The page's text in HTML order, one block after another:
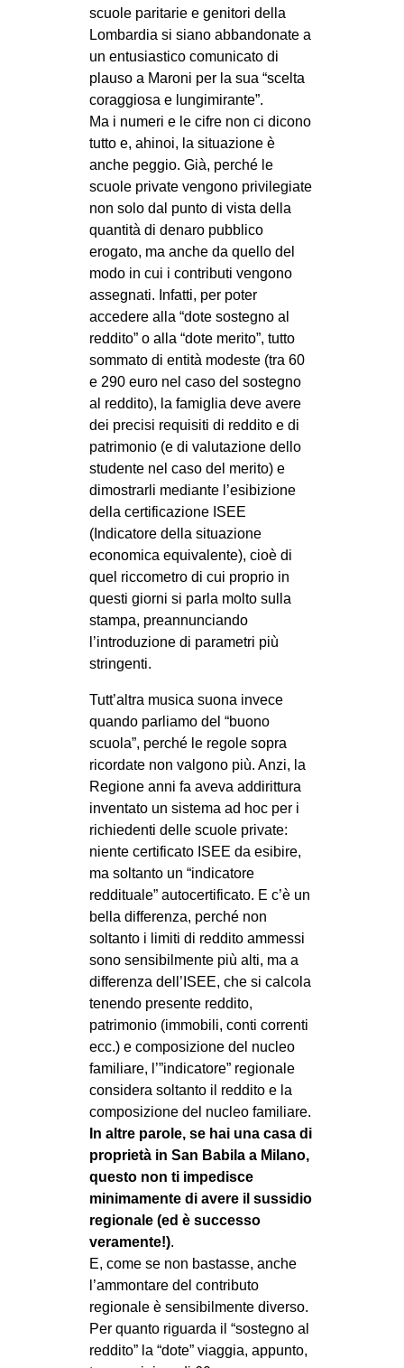
SEARCH
scuole paritarie e genitori della
Lombardia si siano abbandonate a
un entusiastico comunicato di
plauso a Maroni per la sua “scelta
coraggiosa e lungimirante”.
Ma i numeri e le cifre non ci dicono
tutto e, ahinoi, la situazione è
anche peggio. Già, perché le
scuole private vengono privilegiate
non solo dal punto di vista della
quantità di denaro pubblico
erogato, ma anche da quello del
modo in cui i contributi vengono
assegnati. Infatti, per poter
accedere alla “dote sostegno al
reddito” o alla “dote merito”, tutto
sommato di entità modeste (tra 60
e 290 euro nel caso del sostegno
al reddito), la famiglia deve avere
dei precisi requisiti di reddito e di
patrimonio (e di valutazione dello
studente nel caso del merito) e
dimostrarli mediante l’esibizione
della certificazione ISEE
(Indicatore della situazione
economica equivalente), cioè di
quel riccometro di cui proprio in
questi giorni si parla molto sulla
stampa, preannunciando
l’introduzione di parametri più
stringenti.
Tutt’altra musica suona invece
quando parliamo del “buono
scuola”, perché le regole sopra
ricordate non valgono più. Anzi, la
Regione anni fa aveva addirittura
inventato un sistema ad hoc per i
richiedenti delle scuole private:
niente certificato ISEE da esibire,
ma soltanto un “indicatore
reddituale” autocertificato. E c’è un
bella differenza, perché non
soltanto i limiti di reddito ammessi
sono sensibilmente più alti, ma a
differenza dell’ISEE, che si calcola
tenendo presente reddito,
patrimonio (immobili, conti correnti
ecc.) e composizione del nucleo
familiare, l’”indicatore” regionale
considera soltanto il reddito e la
composizione del nucleo familiare.
In altre parole, se hai una casa di
proprietà in San Babila a Milano,
questo non ti impedisce
minimamente di avere il sussidio
regionale (ed è successo
veramente!).
E, come se non bastasse, anche
l’ammontare del contributo
regionale è sensibilmente diverso.
Per quanto riguarda il “sostegno al
reddito” la “dote” viaggia, appunto,